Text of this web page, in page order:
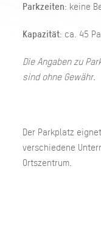
Parkzeiten: keine
Kapazität: ca. 45
Die Angaben zu
sind ohne Gewähr.
Der Parkplatz
verschiedene
Ortszentrum.